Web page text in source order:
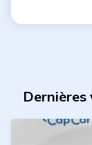
Dernières